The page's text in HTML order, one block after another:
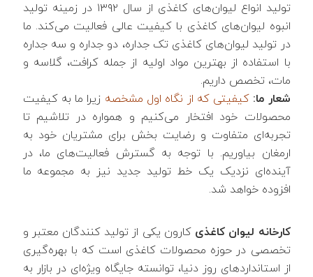
تولید انواع لیوان‌های کاغذی از سال ۱۳۹۲ در زمینه تولید
انبوه لیوان‌های کاغذی با کیفیت عالی فعالیت می‌کند. ما
در تولید لیوان‌های کاغذی تک جداره، دو جداره و سه جداره
با استفاده از بهترین مواد اولیه از جمله کرافت، گلاسه و
مات، تخصص داریم.
شعار ما: کیفیتی که از نگاه اول مشخصه زیرا ما به کیفیت
محصولات خود افتخار می‌کنیم و همواره در تلاشیم تا
تجربه‌ای متفاوت و رضایت‌ بخش برای مشتریان خود به
ارمغان بیاوریم. با توجه به گسترش فعالیت‌های ما، در
آینده‌ای نزدیک یک خط تولید جدید نیز به مجموعه ما
افزوده خواهد شد.
کارخانه لیوان کاغذی کارون یکی از تولید کنندگان معتبر و
تخصصی در حوزه محصولات کاغذی است که با بهره‌گیری
از استانداردهای روز دنیا، توانسته جایگاه ویژه‌ای در بازار به